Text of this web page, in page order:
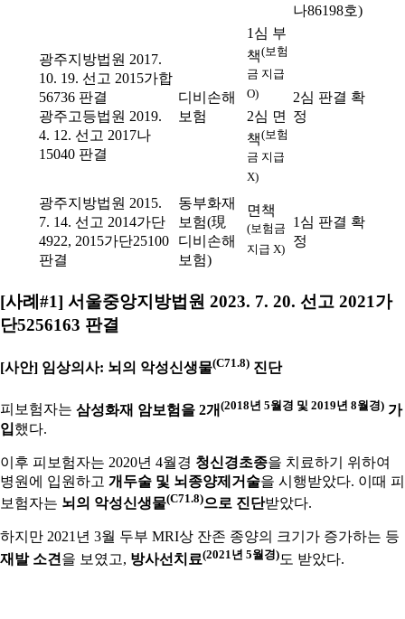
나86198호)
광주지방법원 2017.
10. 19. 선고 2015가합
56736 판결
광주고등법원 2019.
4. 12. 선고 2017나
15040 판결
디비손해
보험
1심 부
책(보험
금 지급
O)
2심 면
책(보험
금 지급
X)
2심 판결 확
정
광주지방법원 2015.
7. 14. 선고 2014가단
4922, 2015가단25100
판결
동부화재
보험(現
디비손해
보험)
면책
(보험금
지급 X)
1심 판결 확
정
[사례#1] 서울중앙지방법원 2023. 7. 20. 선고 2021가
단5256163 판결
[사안] 임상의사: 뇌의 악성신생물(C71.8) 진단
피보험자는 삼성화재 암보험을 2개 (2018년 5월경 및 2019년 8월경) 가
입했다.
이후 피보험자는 2020년 4월경 청신경초종을 치료하기 위하여
병원에 입원하고 개두술 및 뇌종양제거술을 시행받았다. 이때 피
보험자는 뇌의 악성신생물(C71.8)으로 진단받았다.
하지만 2021년 3월 두부 MRI상 잔존 종양의 크기가 증가하는 등
재발 소견 을 보였고, 방사선치료(2021년 5월경)도 받았다.